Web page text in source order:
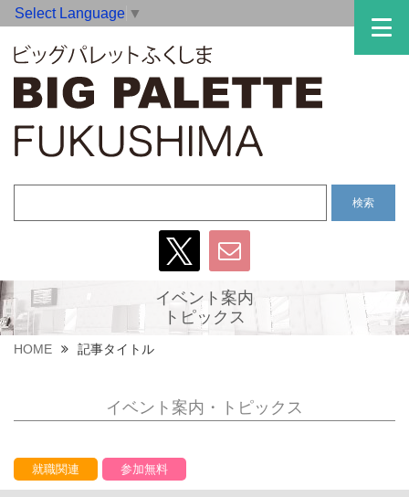
Select Language ▼
イベント案内
トピックス
HOME 記事タイトル
イベント案内・トピックス
就職関連 参加無料